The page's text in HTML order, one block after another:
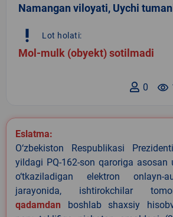
Namangan viloyati, Uychi
priority_high Lot holati:
Mol-mulk (obyekt) sotilmadi
remove_red_eye
0
Eslatma:
O‘zbekiston Respublikasi
yildagi PQ-162-son qaroriga asosan
o‘tkaziladigan elektron onlayn-
jarayonida, ishtirokchilar
qadamdan boshlab shaxsiy